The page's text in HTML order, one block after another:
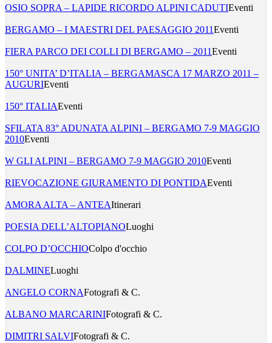
OSIO SOPRA – LAPIDE RICORDO ALPINI CADUTIEventi
BERGAMO – I MAESTRI DEL PAESAGGIO 2011Eventi
FIERA PARCO DEI COLLI DI BERGAMO – 2011Eventi
150° UNITA’ D’ITALIA – BERGAMASCA 17 MARZO 2011 –
AUGURIEventi
150° ITALIAEventi
SFILATA 83° ADUNATA ALPINI – BERGAMO 7-9 MAGGIO
2010Eventi
W GLI ALPINI – BERGAMO 7-9 MAGGIO 2010Eventi
RIEVOCAZIONE GIURAMENTO DI PONTIDAEventi
AMORA ALTA – ANTEAItinerari
POESIA DELL’ALTOPIANOLuoghi
COLPO D’OCCHIOColpo d'occhio
DALMINELuoghi
ANGELO CORNAFotografi & C.
ALBANO MARCARINIFotografi & C.
DIMITRI SALVIFotografi & C.